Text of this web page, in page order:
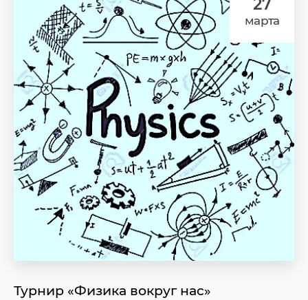
марта
Турнир «Физика вокруг нас»